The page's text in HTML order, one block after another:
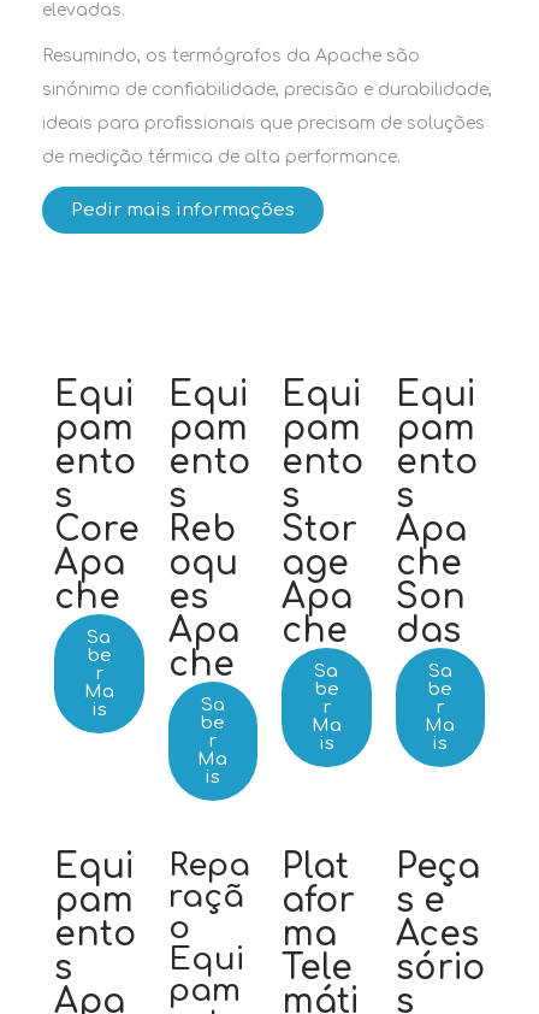
elevadas.
Resumindo, os termógrafos da Apache são
sinónimo de confiabilidade, precisão e durabilidade,
ideais para profissionais que precisam de soluções
de medição térmica de alta performance.
Pedir mais informações
Equi
pam
ento
s
Core
Apa
che
Sa
be
r
Ma
is
Equi
pam
ento
s
Reb
oqu
es
Apa
che
Sa
be
r
Ma
is
Equi
pam
ento
s
Stor
age
Apa
che
Sa
be
r
Ma
is
Equi
pam
ento
s
Apa
che
Son
das
Sa
be
r
Ma
is
Equi
pam
ento
s
Apa
Repa
raçã
o
Equi
pam
Plat
afor
ma
Tele
máti
Peça
s e
Aces
sório
s